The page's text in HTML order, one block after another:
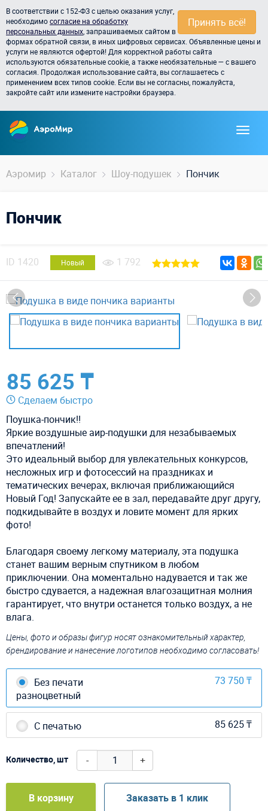
Принять всё!
В соответствии с 152-ФЗ с целью оказания услуг,
необходимосогласие на обработку
персональных данных , запрашиваемых сайтом в
формах обратной связи, в иных цифровых сервисах. Объявленные цены и
услуги не являются офертой! Для корректной работы сайта
используются обязательные cookie, а также необязательные — с вашего
согласия. Продолжая использование сайта, вы соглашаетесь с
применением всех типов cookie. Если вы не согласны, пожалуйста,
закройте сайт или измените настройки браузера.
Аэромир Каталог Шоу-подушек Пончик
Пончик
ID 1420 Новый 1 792
85 625 ₸
Сделаем быстро
Поушка-пончик!!
Яркие воздушные аир-подушки для незабываемых
впечатлений!
Это идеальный выбор для увлекательных конкурсов,
несложных игр и фотосессий на праздниках и
тематических вечерах, включая приближающийся
Новый Год! Запускайте ее в зал, передавайте друг другу,
подкидывайте в воздух и ловите момент для ярких
фото!
Благодаря своему легкому материалу, эта подушка
станет вашим верным спутником в любом
приключении. Она моментально надувается и так же
быстро сдувается, а надежная влагозащитная молния
гарантирует, что внутри останется только воздух, а не
влага.
Цены, фото и образы фигур носят ознакомительный характер,
брендирование и нанесение логотипов необходимо согласовать!
Без печати
разноцветный
73 750 ₸
С печатью 85 625 ₸
Количество, шт - +
В корзину Заказать в 1 клик